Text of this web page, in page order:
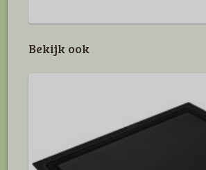
Bekijk ook